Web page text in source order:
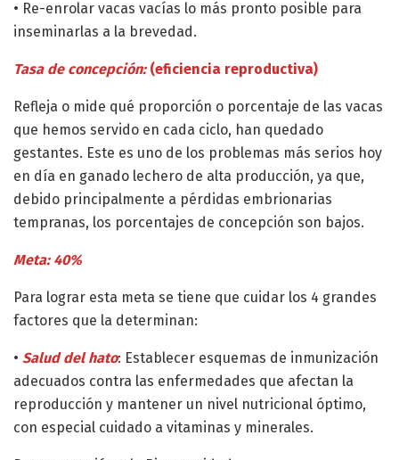
• Re-enrolar vacas vacías lo más pronto posible para
inseminarlas a la brevedad.
Tasa de concepción: (eficiencia reproductiva)
Refleja o mide qué proporción o porcentaje de las vacas
que hemos servido en cada ciclo, han quedado
gestantes. Este es uno de los problemas más serios hoy
en día en ganado lechero de alta producción, ya que,
debido principalmente a pérdidas embrionarias
tempranas, los porcentajes de concepción son bajos.
Meta: 40%
Para lograr esta meta se tiene que cuidar los 4 grandes
factores que la determinan:
• Salud del hato: Establecer esquemas de inmunización
adecuados contra las enfermedades que afectan la
reproducción y mantener un nivel nutricional óptimo,
con especial cuidado a vitaminas y minerales.